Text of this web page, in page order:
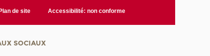
Plan de site Accessibilité: non conforme
SOCIAUX